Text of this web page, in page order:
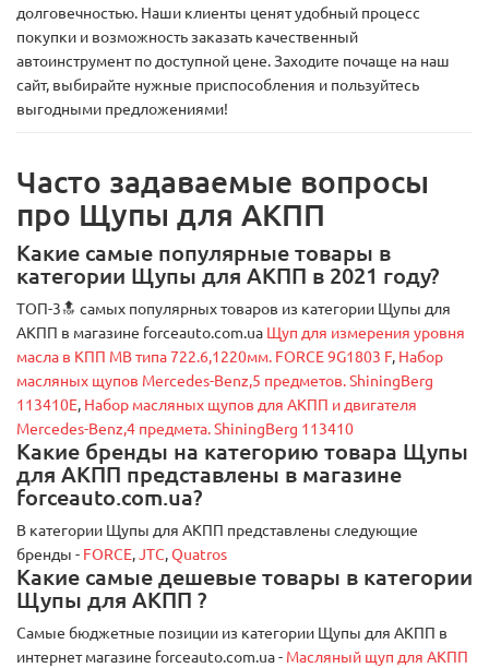
долговечностью. Наши клиенты ценят удобный процесс
покупки и возможность заказать качественный
автоинструмент по доступной цене. Заходите почаще на наш
сайт, выбирайте нужные приспособления и пользуйтесь
выгодными предложениями!
Часто задаваемые вопросы
про Щупы для АКПП
Какие самые популярные товары в
категории Щупы для АКПП в 2021 году?
ТОП-3🔝 самых популярных товаров из категории Щупы для
АКПП в магазине forceauto.com.ua Щуп для измерения уровня
масла в КПП MB типа 722.6,1220мм. FORCE 9G1803 F, Набор
масляных щупов Mercedes-Benz,5 предметов. ShiningBerg
113410E, Набор масляных щупов для АКПП и двигателя
Mercedes-Benz,4 предмета. ShiningBerg 113410
Какие бренды на категорию товара Щупы
для АКПП представлены в магазине
forceauto.com.ua?
В категории Щупы для АКПП представлены следующие
бренды - FORCE,JTC,Quatros
Какие самые дешевые товары в категории
Щупы для АКПП ?
Самые бюджетные позиции из категории Щупы для АКПП в
интернет магазине forceauto.com.ua - Масляный щуп для АКПП